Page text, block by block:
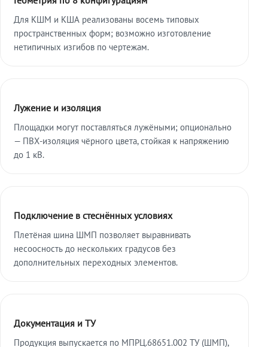
Для КШМ и КША реализованы восемь типовых
пространственных форм; возможно изготовление
нетипичных изгибов по чертежам.
Лужение и изоляция
Площадки могут поставляться лужёными; опционально
— ПВХ-изоляция чёрного цвета, стойкая к напряжению
до 1 кВ.
Подключение в стеснённых условиях
Плетёная шина ШМП позволяет выравнивать
несоосность до нескольких градусов без
дополнительных переходных элементов.
Документация и ТУ
Продукция выпускается по МПРЦ.68651.002 ТУ (ШМП),